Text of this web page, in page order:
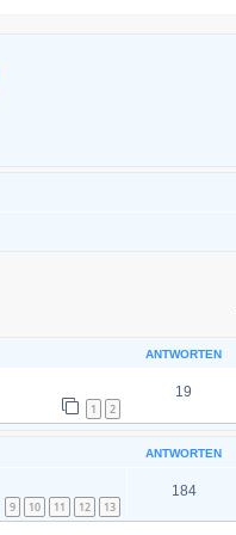
ANTWORTEN
1 2
19
ANTWORTEN
9 10 11 12 13
184